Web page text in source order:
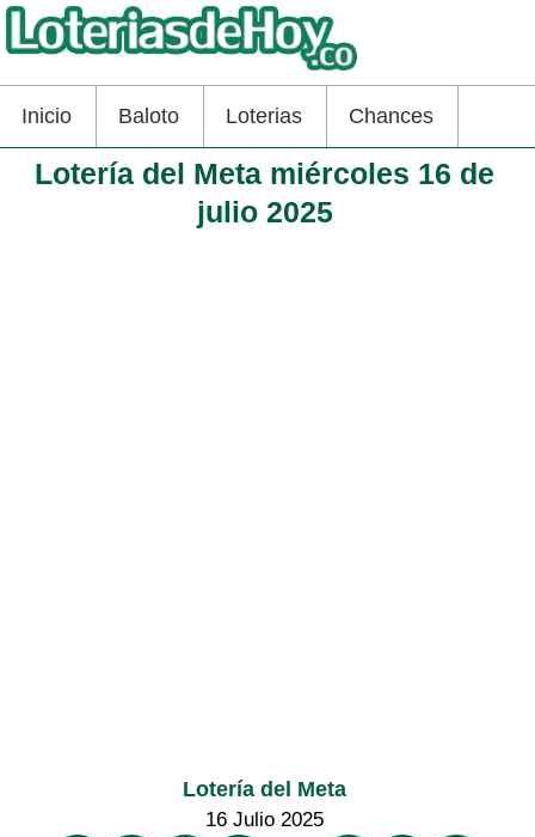
Inicio Baloto Loterias Chances
Lotería del Meta miércoles 16 de
julio 2025
Lotería del Meta
16 Julio 2025